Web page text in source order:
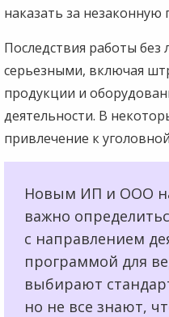
наказать за незаконную
Последствия работы без
серьезными, включая
продукции и
деятельности. В
привлечение к
Новым ИП и ООО
важно
с направлением
программой для
выбирают
но не все знают,